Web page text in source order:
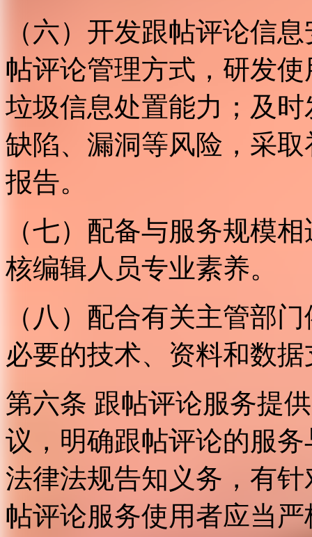
（六）开发跟帖评论信
帖评论管理方式，研发
垃圾信息处置能力；及
缺陷、漏洞等风险，采
报告。
（七）配备与服务规模
核编辑人员专业素养。
（八）配合有关主管部
必要的技术、资料和数
第六条 跟帖评论服务提
议，明确跟帖评论的服
法律法规告知义务，有
帖评论服务使用者应当